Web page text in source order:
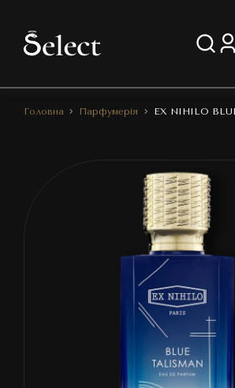
Головна Парфумерія EX NIHILO